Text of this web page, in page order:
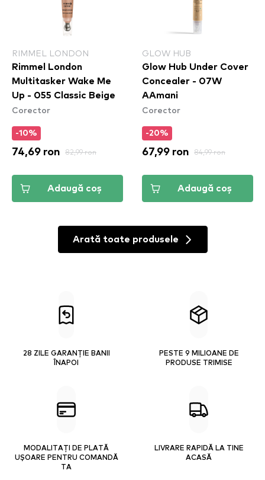
RIMMEL LONDON
Rimmel London
Multitasker Wake Me
Up - 055 Classic Beige
Corector
-10%
74,69 ron 82,99 ron
Adaugă coș
GLOW HUB
Glow Hub Under Cover
Concealer - 07W
AAmani
Corector
-20%
67,99 ron 84,99 ron
Adaugă coș
Arată toate produsele
28 ZILE GARANȚIE BANII
ÎNAPOI
PESTE 9 MILIOANE DE
PRODUSE TRIMISE
MODALITAȚI DE PLATĂ
UȘOARE PENTRU COMANDĂ
TA
LIVRARE RAPIDĂ LA TINE
ACASĂ